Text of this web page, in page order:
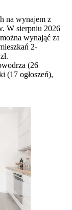
na wynajem z
W sierpniu 2026
wynająć za
2-
(26
(17 ogłoszeń),